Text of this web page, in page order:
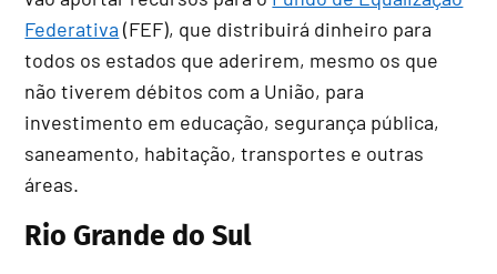
Federativa (FEF), que distribuirá dinheiro para
todos os estados que aderirem, mesmo os que
não tiverem débitos com a União, para
investimento em educação, segurança pública,
saneamento, habitação, transportes e outras
áreas.
Rio Grande do Sul